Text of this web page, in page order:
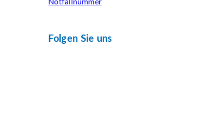
Notfallnummer
Folgen Sie uns